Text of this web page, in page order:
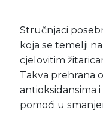
Stručnjaci
koja se temelji
cjelovitim
Takva prehrana
antioksidansima
pomoći u